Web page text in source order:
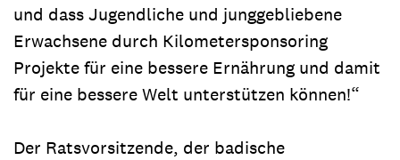
und dass Jugendliche und junggebliebene
Erwachsene durch Kilometersponsoring
Projekte für eine bessere Ernährung und damit
für eine bessere Welt unterstützen können!“
Der Ratsvorsitzende, der badische